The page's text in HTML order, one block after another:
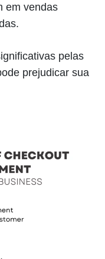
em vendas
pelas
prejudicar sua